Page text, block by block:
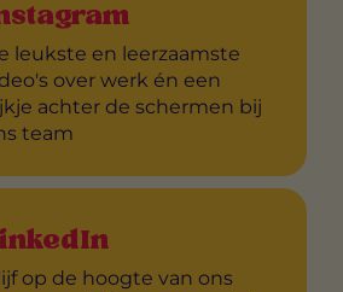
leukste en leerzaamste
over werk én een
achter de schermen bij
team
op de hoogte van ons